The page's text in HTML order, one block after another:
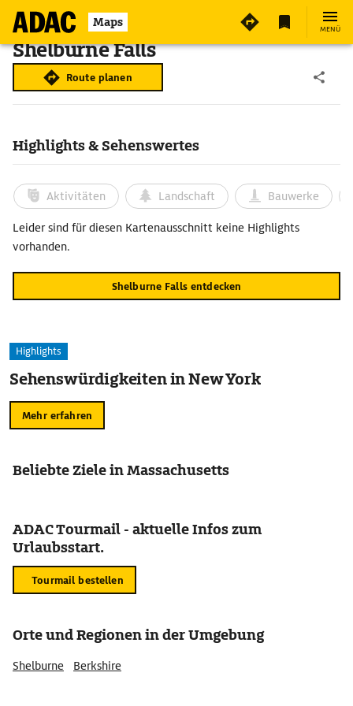
Maps MENÜ
Shelburne Falls
Route planen
Highlights & Sehenswertes
Aktivitäten Landschaft Bauwerke
Leider sind für diesen Kartenausschnitt keine Highlights
vorhanden.
Shelburne Falls entdecken
Highlights
Sehenswürdigkeiten in New York
Mehr erfahren
Beliebte Ziele in Massachusetts
ADAC Tourmail - aktuelle Infos zum
Urlaubsstart.
Tourmail bestellen
Orte und Regionen in der Umgebung
Shelburne Berkshire